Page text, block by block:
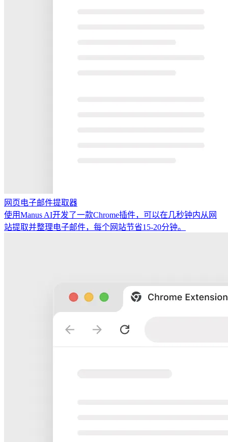
网页电子邮件提取器
使用Manus AI开发了一款Chrome插件，可以在几秒钟内从网
站提取并整理电子邮件，每个网站节省15-20分钟。